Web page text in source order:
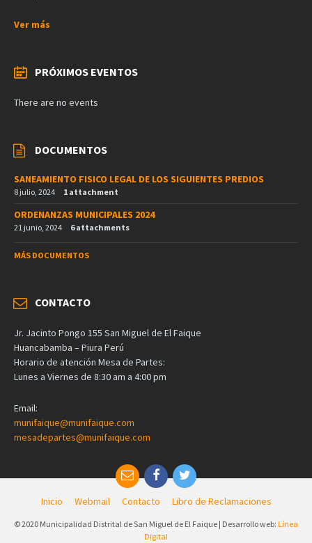
Ver más
PRÓXIMOS EVENTOS
There are no events
DOCUMENTOS
SANEAMIENTO FISICO LEGAL DE LOS SIGUIENTES PREDIOS
8 julio, 2024 1 attachment
ORDENANZAS MUNICIPALES 2024
21 junio, 2024 6 attachments
MÁS DOCUMENTOS
CONTACTO
Jr. Jacinto Pongo 155 San Miguel de El Faique
Huancabamba – Piura Perú
Horario de atención Mesa de Partes:
Lunes a Viernes de 8:30 am a 4:00 pm
Email:
munifaique@munifaique.com
mesadepartes@munifaique.com
Inicio Webmail Contacto Libro de Reclamaciones
© 2020 Municipalidad Distrital de San Miguel de El Faique | Desarrollo web: Línea
Digital